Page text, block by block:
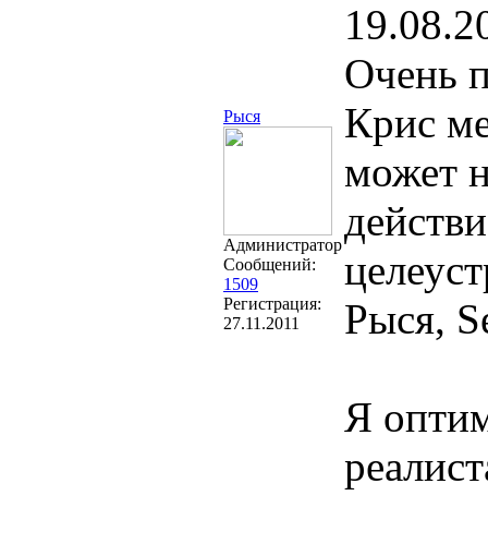
Рыся
Администратор
Сообщений:
1509
Регистрация:
27.11.2011
Очень
Крис
может
Рыся,
Я